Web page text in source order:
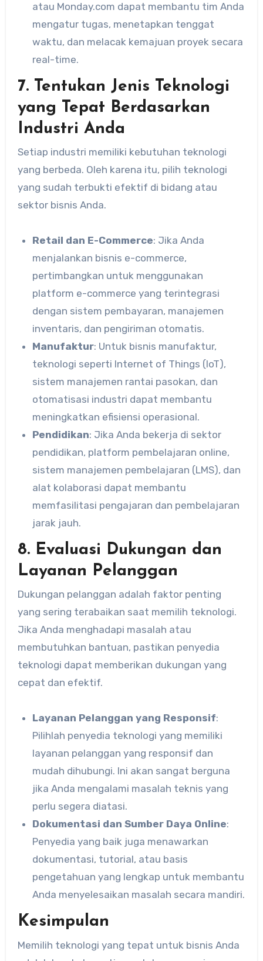
atau Monday.com dapat membantu tim Anda
mengatur tugas, menetapkan tenggat
waktu, dan melacak kemajuan proyek secara
real-time.
7. Tentukan Jenis Teknologi
yang Tepat Berdasarkan
Industri Anda
Setiap industri memiliki kebutuhan teknologi
yang berbeda. Oleh karena itu, pilih teknologi
yang sudah terbukti efektif di bidang atau
sektor bisnis Anda.
Retail dan E-Commerce: Jika Anda
menjalankan bisnis e-commerce,
pertimbangkan untuk menggunakan
platform e-commerce yang terintegrasi
dengan sistem pembayaran, manajemen
inventaris, dan pengiriman otomatis.
Manufaktur: Untuk bisnis manufaktur,
teknologi seperti Internet of Things (IoT),
sistem manajemen rantai pasokan, dan
otomatisasi industri dapat membantu
meningkatkan efisiensi operasional.
Pendidikan: Jika Anda bekerja di sektor
pendidikan, platform pembelajaran online,
sistem manajemen pembelajaran (LMS), dan
alat kolaborasi dapat membantu
memfasilitasi pengajaran dan pembelajaran
jarak jauh.
8. Evaluasi Dukungan dan
Layanan Pelanggan
Dukungan pelanggan adalah faktor penting
yang sering terabaikan saat memilih teknologi.
Jika Anda menghadapi masalah atau
membutuhkan bantuan, pastikan penyedia
teknologi dapat memberikan dukungan yang
cepat dan efektif.
Layanan Pelanggan yang Responsif:
Pilihlah penyedia teknologi yang memiliki
layanan pelanggan yang responsif dan
mudah dihubungi. Ini akan sangat berguna
jika Anda mengalami masalah teknis yang
perlu segera diatasi.
Dokumentasi dan Sumber Daya Online:
Penyedia yang baik juga menawarkan
dokumentasi, tutorial, atau basis
pengetahuan yang lengkap untuk membantu
Anda menyelesaikan masalah secara mandiri.
Kesimpulan
Memilih teknologi yang tepat untuk bisnis Anda